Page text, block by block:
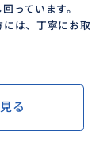
っています。
は、丁寧にお取
る